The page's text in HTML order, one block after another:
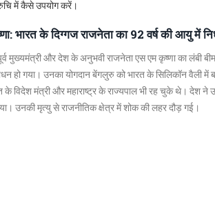
में कैसे उपयोग करें।
भारत के दिग्गज राजनेता का 92 वर्ष की आयु में
मुख्यमंत्री और देश के अनुभवी राजनेता एस एम कृष्णा का लंबी
हो गया। उनका योगदान बेंगलुरु को भारत के सिलिकॉन वैली में
के विदेश मंत्री और महाराष्ट्र के राज्यपाल भी रह चुके थे। देश ने
उनकी मृत्यु से राजनीतिक क्षेत्र में शोक की लहर दौड़ गई।